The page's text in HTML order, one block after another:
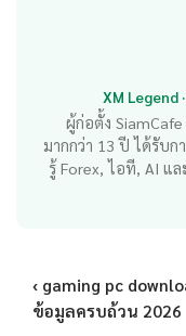
XM Legend
ผู้ก่อตั้ง SiamCafe
มากกว่า 13 ปี ได้รับก
รู้ Forex, ไอที, AI แ
‹ gaming pc
ข้อมูลครบถ้วน 2026